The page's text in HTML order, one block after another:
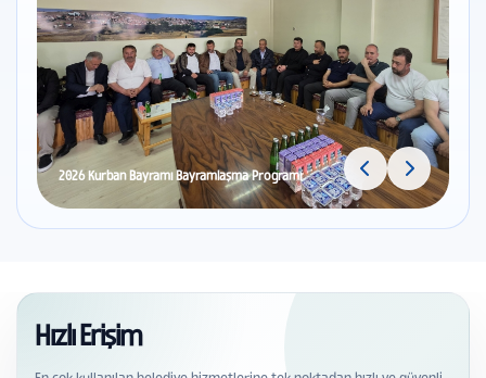
2026 Kurban Bayramı Bayramlaşma Programı
Hızlı Erişim